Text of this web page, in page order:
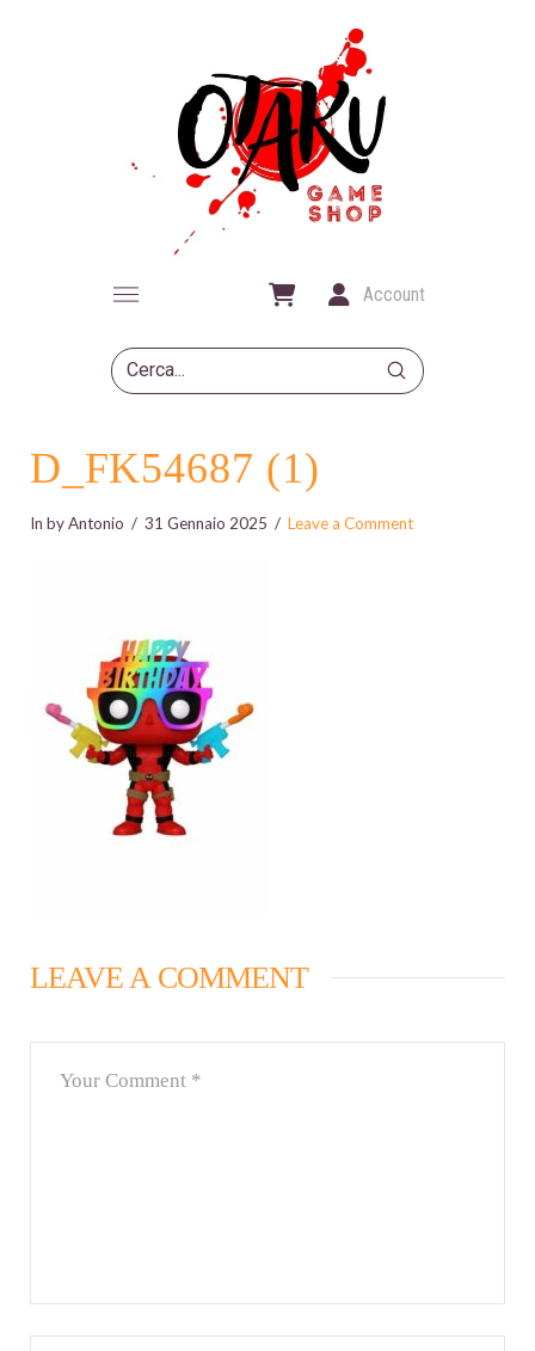
Account
Search
Submit
D_FK54687 (1)
In by Antonio 31 Gennaio 2025 Leave a Comment
LEAVE A COMMENT